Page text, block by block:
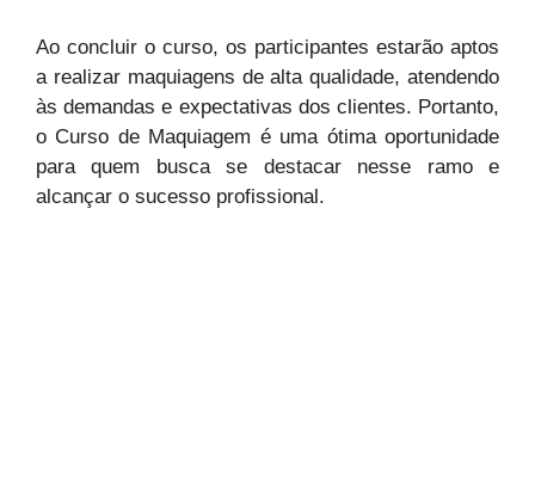
Ao concluir o curso, os participantes estarão aptos
a realizar maquiagens de alta qualidade, atendendo
às demandas e expectativas dos clientes. Portanto,
o Curso de Maquiagem é uma ótima oportunidade
para quem busca se destacar nesse ramo e
alcançar o sucesso profissional.